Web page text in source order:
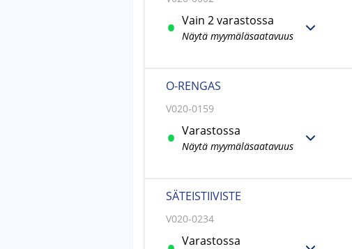
Vain 2 varastossa
Näytä myymäläsaatavuus
O-RENGAS
V020-0159
Varastossa
Näytä myymäläsaatavuus
SÄTEISTIIVISTE
V020-0234
Varastossa